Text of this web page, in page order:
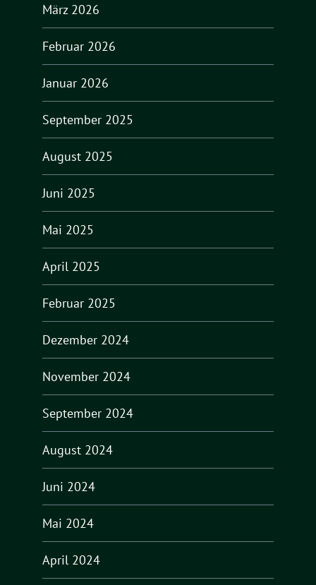
März 2026
Februar 2026
Januar 2026
September 2025
August 2025
Juni 2025
Mai 2025
April 2025
Februar 2025
Dezember 2024
November 2024
September 2024
August 2024
Juni 2024
Mai 2024
April 2024